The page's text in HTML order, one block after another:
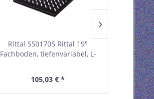
Rittal 5501705 Rittal 19"
Fachboden, tiefenvariabel, L-
Ebenenabstand von 600-900
mm, Schwarz RAL9005
105,03 € *
Rittal
ausziehbar
19"-